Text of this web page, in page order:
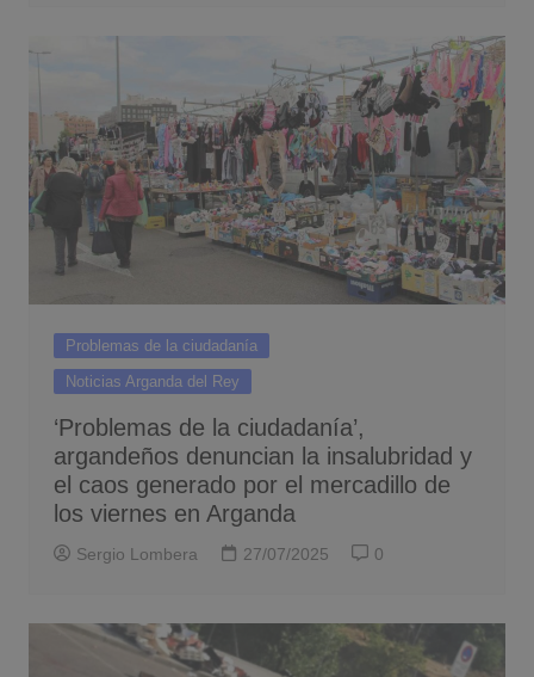
Problemas de la ciudadanía
Noticias Arganda del Rey
‘Problemas de la ciudadanía’,
argandeños denuncian la insalubridad y
el caos generado por el mercadillo de
los viernes en Arganda
Sergio Lombera 27/07/2025 0